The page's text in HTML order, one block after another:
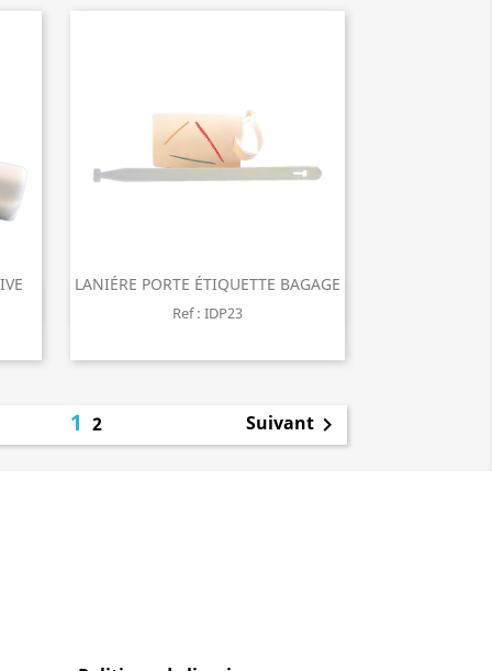
LANIÉRE PORTE ÉTIQUETTE BAGAGE
Ref : IDP23
Aperçu rapide
12 Suivant